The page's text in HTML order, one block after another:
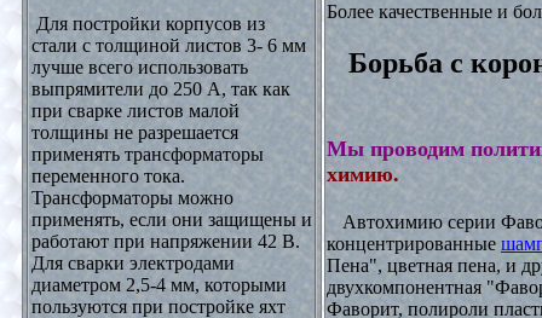
Для постройки корпусов из
стали с толщиной листов 3- 6 мм
лучше всего использовать
выпрямители до 250 А, так как
при сварке листов малой
толщины не разрешается
применять трансформаторы
переменного тока.
Трансформаторы можно
применять, если они защищены и
работают при напряжении 42 В.
Для сварки электродами
диаметром 2,5-4 мм, которыми
пользуются при постройке яхт
Более качественные и
Борьба с
Мы проводим
химию.
Автохимию серии
концентрированные
Пена", цветная пена, и
двухкомпонентная
Фаворит, полироли